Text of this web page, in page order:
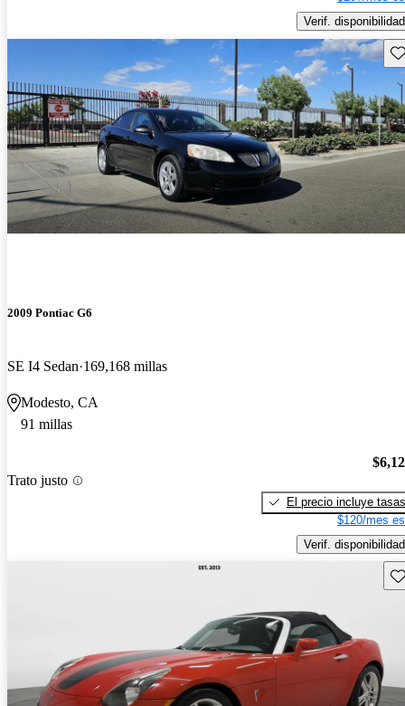
Verif. disponibilidad
2009 Pontiac G6
SE I4 Sedan 169,168 millas
Modesto, CA
91 millas
Trato justo
El precio incluye tasas
$120/mes
Verif. disponibilidad